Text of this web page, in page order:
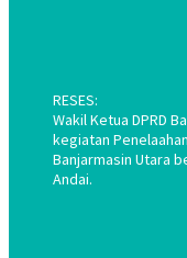
RESES:
Wakil Ketua DPRD
kegiatan
Banjarmasin Utara
Andai.